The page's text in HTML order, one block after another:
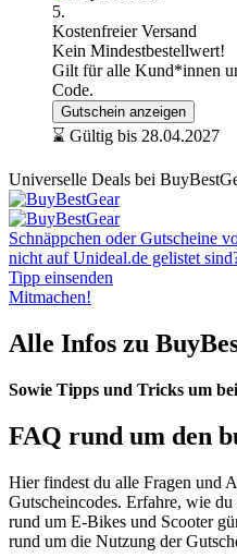
5.
Kostenfreier Versand
Kein Mindestbestellwert!
Gilt für alle Kund*innen
Code.
Gutschein anzeigen
⌛ Gültig bis 28.04.2027
Universelle Deals bei
Schnäppchen oder Gutscheine
nicht auf Unideal.de gelistet
Tipp einsenden
Mitmachen!
Alle Infos zu
Sowie Tipps und Tricks um
FAQ rund um den
Hier findest du alle Fragen und
Gutscheincodes. Erfahre, wie
rund um E-Bikes und Scooter
rund um die Nutzung der